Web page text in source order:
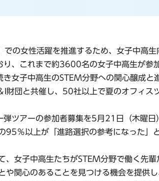
での女性活躍を推進するため、女子中高生
、これまで約3600名の女子中高生が参
女子中高生のSTEM分野への関心醸成と
I財団と共催し、50社以上で夏のオフィス
弾ツアーの参加者募集を5月21日（木曜日
95％以上が「進路選択の参考になった」
、女子中高生たちがSTEM分野で働く先輩
や関心のあることを見つける機会を提供